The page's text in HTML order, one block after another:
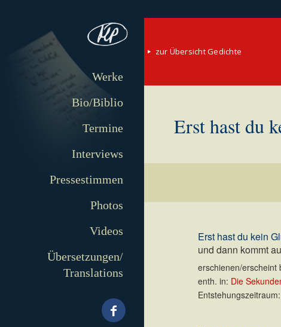
Werke
Bio/Biblio
Termine
Interviews
Pressestimmen
Photos
Videos
Übersetzungen/
Translations
zur Übersicht Gedichte
Erst hast du
Erst hast du kein
und dann kommt
erschienen/erscheint
enth. in: Die